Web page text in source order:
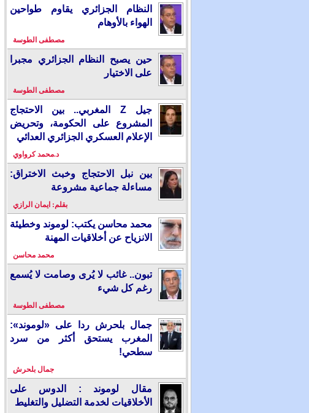
النظام الجزائري يقاوم طواحين
الهواء بالأوهام
مصطفى الطوسة
حين يصبح النظام الجزائري مجبرا
على الاختيار
مصطفى الطوسة
جيل Z المغربي.. بين الاحتجاج
المشروع على الحكومة، وتحريض
الإعلام العسكري الجزائري العدائي
د.محمد كرواوي
بين نبل الاحتجاج وخبث الاختراق:
مساءلة جماعية مشروعة
بقلم: ايمان الرازي
محمد محاسن يكتب: لوموند وخطيئة
الانزياح عن أخلاقيات المهنة
محمد محاسن
تبون.. غائب لا يُرى وصامت لا يُسمع
رغم كل شيء
مصطفى الطوسة
جمال بلحرش ردا على «لوموند»:
المغرب يستحق أكثر من سرد
سطحي!
جمال بلحرش
مقال لوموند : الدوس على
الأخلاقيات لخدمة التضليل والتغليط